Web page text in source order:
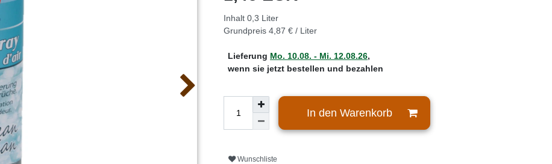
Inhalt 0,3 Liter
Grundpreis 4,87 € / Liter
Lieferung Mo. 10.08. - Mi. 12.08.26,
wenn sie jetzt bestellen und bezahlen
In den Warenkorb
Wunschliste